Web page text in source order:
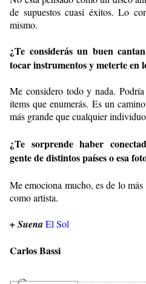
de supuestos cuasi éxitos. Lo
mismo.
¿Te considerás un buen
tocar instrumentos y meterte en
Me considero todo y nada.
ítems que enumerás. Es un
más grande que cualquier
¿Te sorprende haber
gente de distintos países o esa
Me emociona mucho, es de lo
como artista.
+ SuenaEl Sol
Carlos Bassi